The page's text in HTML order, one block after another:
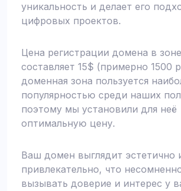
уникальность и делает его
цифровых проектов.
Цена регистрации домена в
составляет 15$ (примерно 1500
доменная зона пользуется
популярностью среди наших
поэтому мы установили для неё
оптимальную цену.
Ваш домен выглядит эстетично
привлекательно, что
вызывать доверие и интерес у